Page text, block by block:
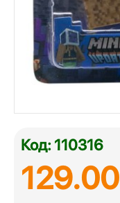
Код: 110316
129.00